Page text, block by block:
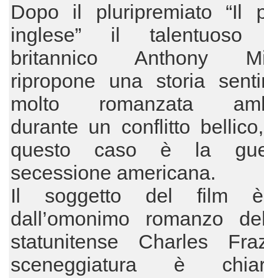
Dopo il pluripremiato “Il
inglese” il talentuoso
britannico Anthony
ripropone una storia
molto romanzata
durante un conflitto
questo caso è la
secessione americana.
Il soggetto del film
dall’omonimo romanzo
statunitense Charles
sceneggiatura è